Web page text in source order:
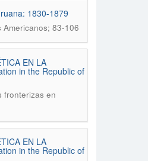
1830-1879
Americanos; 83-106
EN LA
in the Republic of
fronterizas en
EN LA
in the Republic of